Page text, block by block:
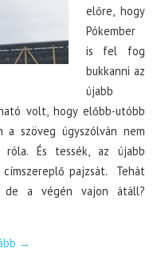
előre, hogy
Pókember
is fel fog
bukkanni az
újabb
volt, hogy előbb-utóbb
a szöveg úgyszólván nem
És tessék, az újabb
pajzsát. Tehát
de a végén vajon átáll?
→